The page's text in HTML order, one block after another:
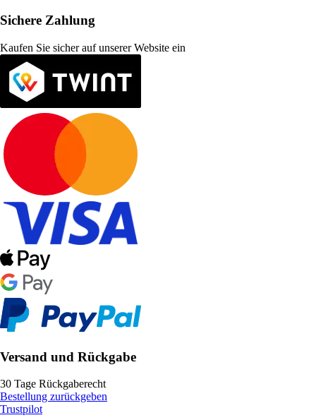
Sichere Zahlung
Kaufen Sie sicher auf unserer Website ein
Versand und Rückgabe
30 Tage Rückgaberecht
Bestellung zurückgeben
Trustpilot